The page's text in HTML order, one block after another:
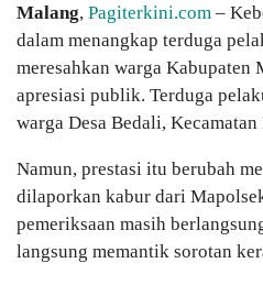
Malang, Pagiterkini.com –
dalam menangkap terduga
meresahkan warga Kabupaten
apresiasi publik. Terduga
warga Desa Bedali, Kecamatan
Namun, prestasi itu berubah
dilaporkan kabur dari
pemeriksaan masih
langsung memantik sorotan